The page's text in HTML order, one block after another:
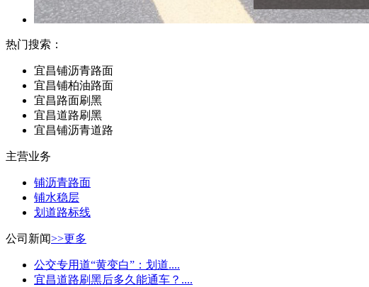
热门搜索：
宜昌铺沥青路面
宜昌铺柏油路面
宜昌路面刷黑
宜昌道路刷黑
宜昌铺沥青道路
主营业务
铺沥青路面
铺水稳层
划道路标线
公司新闻>>更多
公交专用道“黄变白”：划道....
宜昌道路刷黑后多久能通车？....